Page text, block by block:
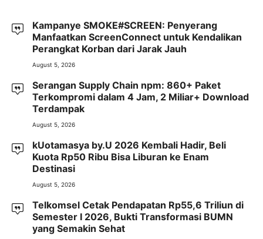
Kampanye SMOKE#SCREEN: Penyerang
Manfaatkan ScreenConnect untuk Kendalikan
Perangkat Korban dari Jarak Jauh
August 5, 2026
Serangan Supply Chain npm: 860+ Paket
Terkompromi dalam 4 Jam, 2 Miliar+ Download
Terdampak
August 5, 2026
kUotamasya by.U 2026 Kembali Hadir, Beli
Kuota Rp50 Ribu Bisa Liburan ke Enam
Destinasi
August 5, 2026
Telkomsel Cetak Pendapatan Rp55,6 Triliun di
Semester I 2026, Bukti Transformasi BUMN
yang Semakin Sehat